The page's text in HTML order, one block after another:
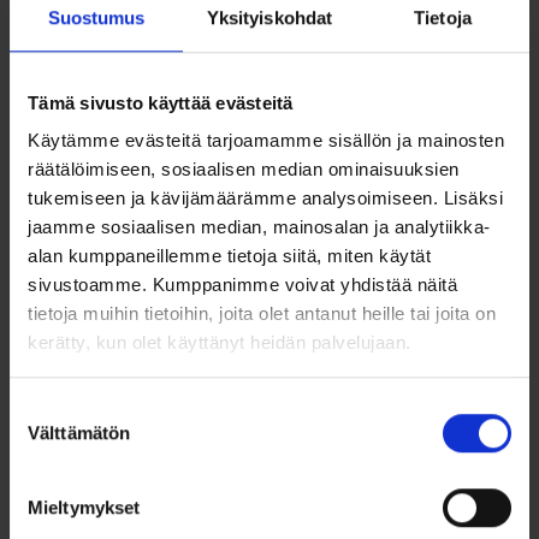
Suostumus Yksityiskohdat Tietoja
Tämä sivusto käyttää evästeitä
Käytämme evästeitä tarjoamamme sisällön ja mainosten
räätälöimiseen, sosiaalisen median ominaisuuksien
tukemiseen ja kävijämäärämme analysoimiseen. Lisäksi
jaamme sosiaalisen median, mainosalan ja analytiikka-
alan kumppaneillemme tietoja siitä, miten käytät
sivustoamme. Kumppanimme voivat yhdistää näitä
tietoja muihin tietoihin, joita olet antanut heille tai joita on
kerätty, kun olet käyttänyt heidän palvelujaan.
valinta
Välttämätön
Mieltymykset
Valmistaja: Saurum Oy
Muistathan varmistaa oikean sormuskoon, sillä kaiverretuilla
sormuksilla ei ole palautusoikeutta.
Sormuksen saatavuus ja toimitusaika
Sormus valmistetaan tilaustyönä. Toimitusaika on noin 2-3
viikkoa.
Sormuksen koko
Sormuksen koon saat helpoiten selville mittaamalla sormen
koonsormusmitalla. Sormen kokoa kannattaa mitata eri
Vaihto- ja palautusoikeus
kuluttajansuojalain palautusoikeutta. Kokoa voi vaihtaa